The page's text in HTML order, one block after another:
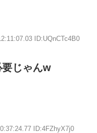
ID:UQnCTc4B0
じゃんw
ID:4FZhyX7j0